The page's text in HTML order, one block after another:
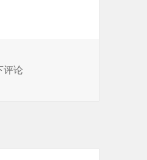
了几张山本赞七郎的蛋白照片
评论